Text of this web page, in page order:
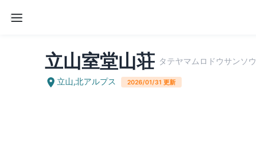
立山室堂山荘 タテヤマムロドウサンソウ
立山,北アルプス 2026/01/31 更新